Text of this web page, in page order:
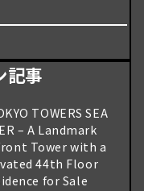
記事
TOWERS SEA
– A Landmark
Tower with a
44th Floor
for Sale